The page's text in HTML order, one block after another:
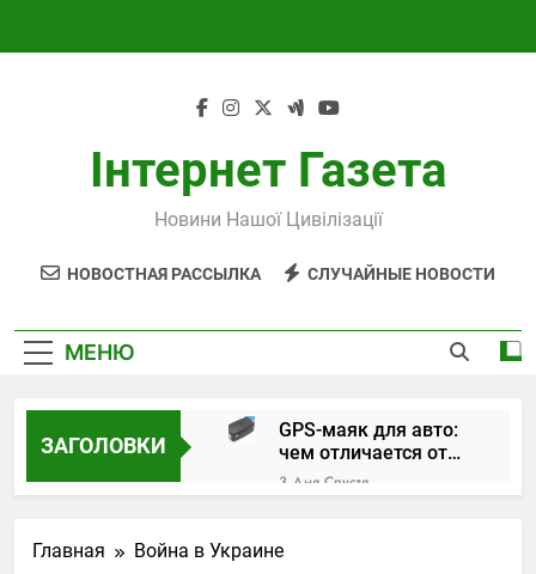
Інтернет Газета
Новини Нашої Цивілізації
НОВОСТНАЯ РАССЫЛКА СЛУЧАЙНЫЕ НОВОСТИ
МЕНЮ
ЗАГОЛОВКИ
GPS-маяк для авто:
чем отличается от
трекера и как
выбрать устройство
3 Дня Спустя
контрольно-
1 Неделя Спустя
Главная Война в Украине